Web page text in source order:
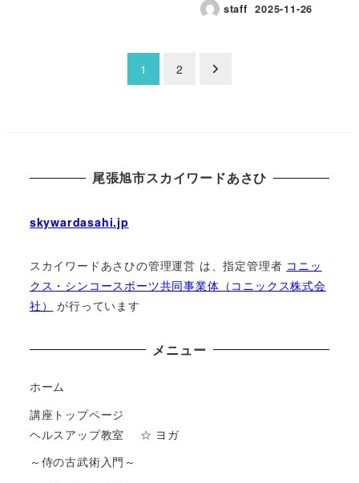
staff 2025-11-26
ジ
送
り
1 2
尾張旭市スカイワードあさひ
skywardasahi.jp
スカイワードあさひの管理運営 は、指定管理者 コニッ
クス・シンコースポーツ共同事業体（コニックス株式会
社）
が⾏っています
メニュー
ホーム
講座トップページ
ヘルスアップ教室 ☆ ヨガ
～侍の古武術入門～